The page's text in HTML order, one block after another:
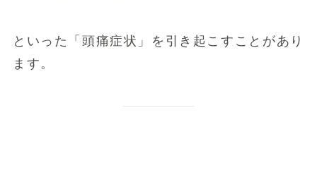
といった「頭痛症状」を引き起こすことがあり
ます。